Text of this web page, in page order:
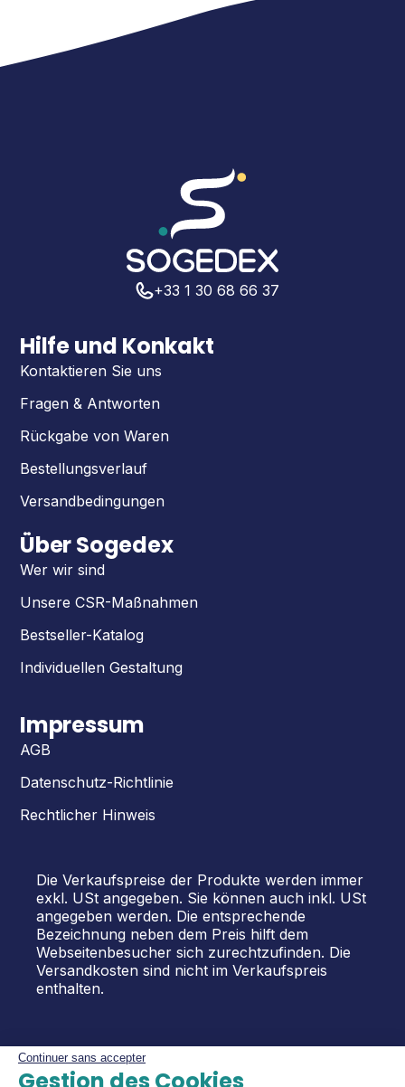
Continuer sans accepter
Gestion des Cookies
+33 1 30 68 66 37
Hilfe und Konkakt
Kontaktieren Sie uns
Fragen & Antworten
Rückgabe von Waren
Bestellungsverlauf
Versandbedingungen
Über Sogedex
Wer wir sind
Unsere CSR-Maßnahmen
Bestseller-Katalog
Individuellen Gestaltung
Impressum
AGB
Datenschutz-Richtlinie
Rechtlicher Hinweis
Die Verkaufspreise der Produkte werden immer
exkl. USt angegeben. Sie können auch inkl. USt
angegeben werden. Die entsprechende
Bezeichnung neben dem Preis hilft dem
Webseitenbesucher sich zurechtzufinden. Die
Versandkosten sind nicht im Verkaufspreis
enthalten.